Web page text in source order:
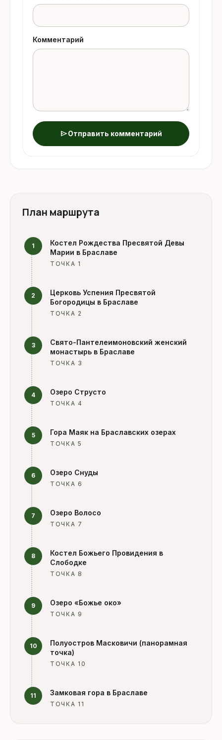
Комментарий
sendОтправить комментарий
План маршрута
1
Костел Рождества Пресвятой Девы
Марии в Браславе
ТОЧКА 1
2
Церковь Успения Пресвятой
Богородицы в Браславе
ТОЧКА 2
3
Свято-Пантелеимоновский женский
монастырь в Браславе
ТОЧКА 3
4 Озеро Струсто
ТОЧКА 4
5 Гора Маяк на Браславских озерах
ТОЧКА 5
6 Озеро Снуды
ТОЧКА 6
7 Озеро Волосо
ТОЧКА 7
8
Костел Божьего Провидения в
Слободке
ТОЧКА 8
9 Озеро «Божье око»
ТОЧКА 9
10
Полуостров Масковичи (панорамная
точка)
ТОЧКА 10
11 Замковая гора в Браславе
ТОЧКА 11